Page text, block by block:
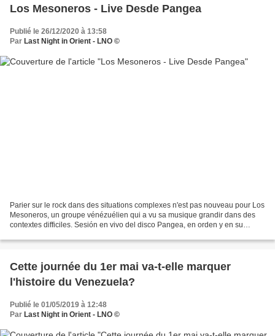
Los Mesoneros - Live Desde Pangea
Publié le 26/12/2020 à 13:58
Par Last Night in Orient - LNO ©
Parier sur le rock dans des situations complexes n'est pas nouveau pour Los
Mesoneros, un groupe vénézuélien qui a vu sa musique grandir dans des
contextes difficiles. Sesión en vivo del disco Pangea, en orden y en su
Cette journée du 1er mai va-t-elle marquer
l'histoire du Venezuela?
Publié le 01/05/2019 à 12:48
Par Last Night in Orient - LNO ©